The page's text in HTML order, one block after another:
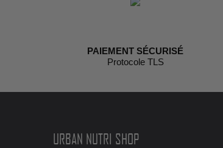
PAIEMENT SÉCURISÉ
Protocole TLS
URBAN NUTRI SHOP